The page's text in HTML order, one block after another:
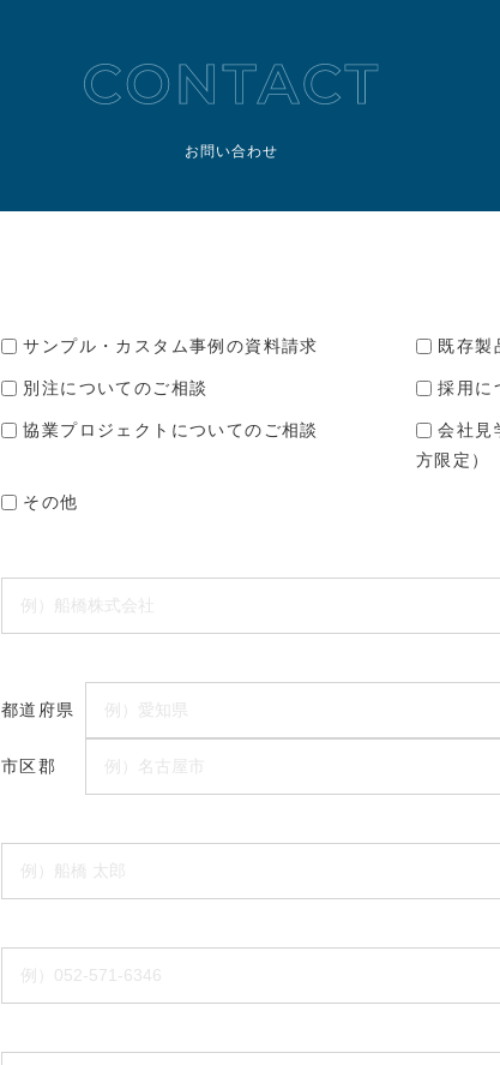
お問い合わせ
サンプル・カスタム事例の資料請求 既存製
別注についてのご相談 採用に
協業プロジェクトについてのご相談
会社見
方限定）
その他
都道府県
市区郡